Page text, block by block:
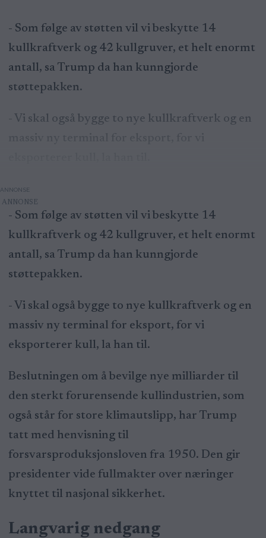
- Som følge av støtten vil vi beskytte 14
kullkraftverk og 42 kullgruver, et helt enormt
antall, sa Trump da han kunngjorde
støttepakken.
- Vi skal også bygge to nye kullkraftverk og en
ANNONSE
- Som følge av støtten vil vi beskytte 14
kullkraftverk og 42 kullgruver, et helt enormt
antall, sa Trump da han kunngjorde
støttepakken.
- Vi skal også bygge to nye kullkraftverk og en
massiv ny terminal for eksport, for vi
eksporterer kull, la han til.
Beslutningen om å bevilge nye milliarder til
den sterkt forurensende kullindustrien, som
også står for store klimautslipp, har Trump
tatt med henvisning til
forsvarsproduksjonsloven fra 1950. Den gir
presidenter vide fullmakter over næringer
knyttet til nasjonal sikkerhet.
Langvarig nedgang